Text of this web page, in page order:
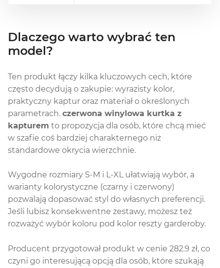
Dlaczego warto wybrać ten
model?
Ten produkt łączy kilka kluczowych cech, które
często decydują o zakupie: wyrazisty kolor,
praktyczny kaptur oraz materiał o określonych
parametrach. czerwona winylowa kurtka z
kapturem to propozycja dla osób, które chcą mieć
w szafie coś bardziej charakternego niż
standardowe okrycia wierzchnie.
Wygodne rozmiary S-M i L-XL ułatwiają wybór, a
warianty kolorystyczne (czarny i czerwony)
pozwalają dopasować styl do własnych preferencji.
Jeśli lubisz konsekwentne zestawy, możesz też
rozważyć wybór koloru pod kolor reszty garderoby.
Producent przygotował produkt w cenie 282.9 zł, co
czyni go interesującą opcją dla osób, które szukają